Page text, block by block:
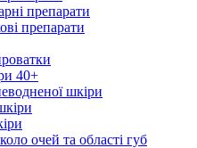
препарати
препарати
40+
шкіри
очей та області губ